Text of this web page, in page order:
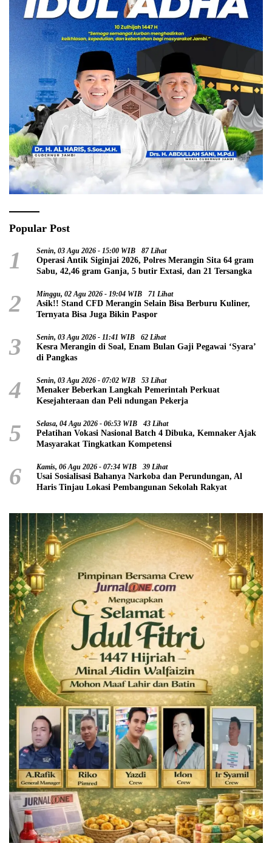
Popular Post
1 Senin, 03 Agu 2026 - 15:00 WIB 87 Lihat
Operasi Antik Siginjai 2026, Polres Merangin Sita 64 gram
Sabu, 42,46 gram Ganja, 5 butir Extasi, dan 21 Tersangka
2 Minggu, 02 Agu 2026 - 19:04 WIB 71 Lihat
Asik!! Stand CFD Merangin Selain Bisa Berburu Kuliner,
Ternyata Bisa Juga Bikin Paspor
3 Senin, 03 Agu 2026 - 11:41 WIB 62 Lihat
Kesra Merangin di Soal, Enam Bulan Gaji Pegawai ‘Syara’
di Pangkas
4 Senin, 03 Agu 2026 - 07:02 WIB 53 Lihat
Menaker Beberkan Langkah Pemerintah Perkuat
Kesejahteraan dan Peli ndungan Pekerja
5 Selasa, 04 Agu 2026 - 06:53 WIB 43 Lihat
Pelatihan Vokasi Nasional Batch 4 Dibuka, Kemnaker Ajak
Masyarakat Tingkatkan Kompetensi
6 Kamis, 06 Agu 2026 - 07:34 WIB 39 Lihat
Usai Sosialisasi Bahanya Narkoba dan Perundungan, Al
Haris Tinjau Lokasi Pembangunan Sekolah Rakyat